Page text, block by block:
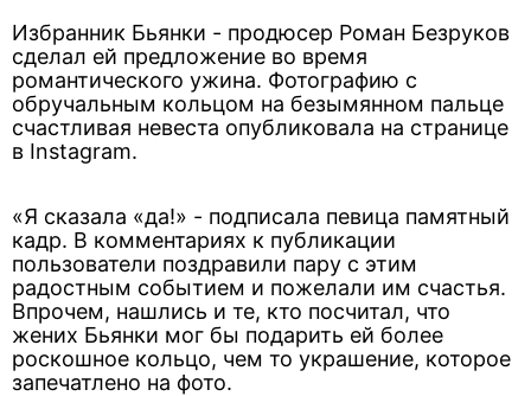
Избранник Бьянки - продюсер Роман Безруков
сделал ей предложение во время
романтического ужина. Фотографию с
обручальным кольцом на безымянном пальце
счастливая невеста опубликовала на странице
в Instagram.
«Я сказала «да!» - подписала певица памятный
кадр. В комментариях к публикации
пользователи поздравили пару с этим
радостным событием и пожелали им счастья.
Впрочем, нашлись и те, кто посчитал, что
жених Бьянки мог бы подарить ей более
роскошное кольцо, чем то украшение, которое
запечатлено на фото.